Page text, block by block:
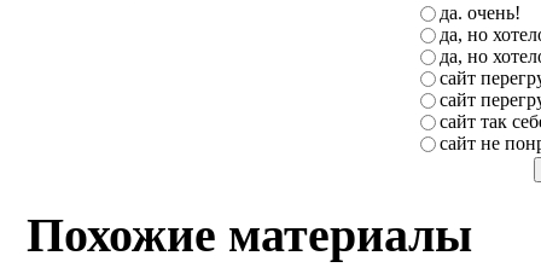
да. очень!
да, но
да, но
сайт
сайт
сайт так
сайт не
Похожие материалы